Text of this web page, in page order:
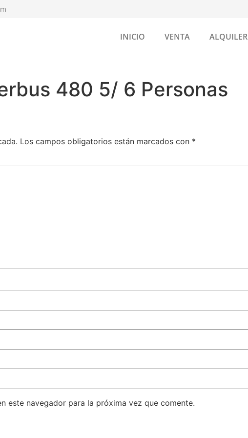
INICIO VENTA ALQUILER
480 5/ 6 Personas
Los campos obligatorios están marcados con *
este navegador para la próxima vez que comente.